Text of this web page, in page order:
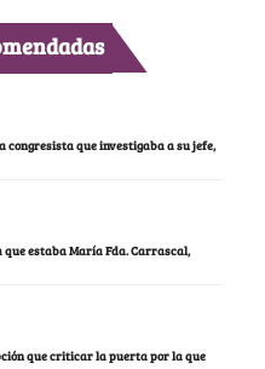
congresista que investigaba a su jefe,
estaba María Fda. Carrascal,
que criticar la puerta por la que